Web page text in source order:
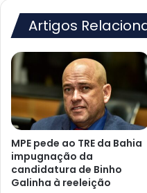
Artigos
MPE pede ao TRE da Bahia
impugnação da
candidatura de Binho
Galinha à reeleição